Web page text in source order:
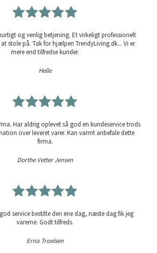
og venlig betjening. Et virkeligt professionelt
stole på. Tak for hjælpen TrendyLiving.dk... Vi er
mere end tilfredse kunder.
Helle
Har aldrig oplevet så god en kundeservice trods
over leveret varer. Kan varmt anbefale dette
firma.
Dorthe Vetter Jensen
service bestilte den ene dag, næste dag fik jeg
varerne. Godt tilfreds.
Erna Troelsen